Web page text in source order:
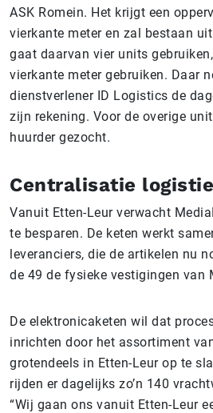
ASK Romein. Het krijgt een
vierkante meter en zal bestaan
gaat daarvan vier units
vierkante meter gebruiken. Daar
dienstverlener ID Logistics de
zijn rekening. Voor de overige
huurder gezocht.
Centralisatie
Vanuit Etten-Leur verwacht
te besparen. De keten werkt
leveranciers, die de artikelen nu
de 49 de fysieke vestigingen van
De elektronicaketen wil dat
inrichten door het assortiment
grotendeels in Etten-Leur op te
rijden er dagelijks zo’n 140
“Wij gaan ons vanuit Etten-Leur